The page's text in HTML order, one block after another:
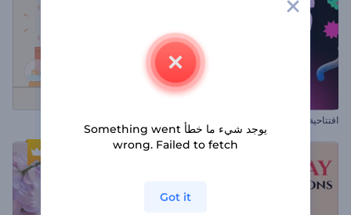
افتتاحية كريسماس حيوية
يوجد شيء ما خطأ Something went
wrong. Failed to fetch
Got it